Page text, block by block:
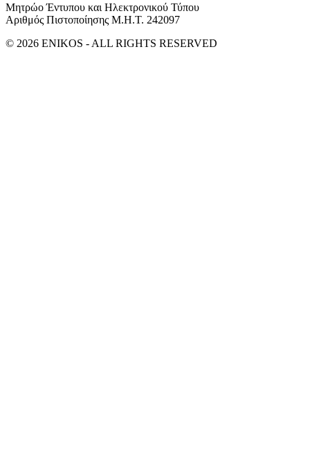
Μητρώο Έντυπου και Ηλεκτρονικού Τύπου
Αριθμός Πιστοποίησης Μ.Η.Τ. 242097
© 2026 ENIKOS - ALL RIGHTS RESERVED